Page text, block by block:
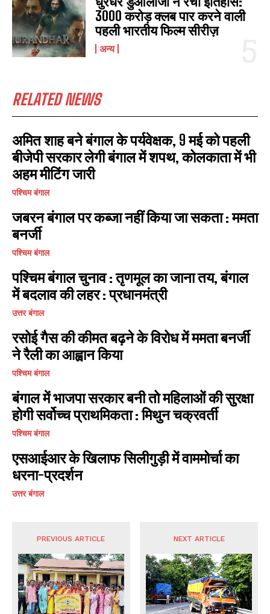
I WANT IN
3000 करोड़ क्लब पार करने वाली
पहली भारतीय फिल्म सीरीज़
अन्य
RELATED NEWS
अमित शाह बने बंगाल के पर्यवेक्षक, 9 मई को पहली
बीजेपी सरकार लेगी बंगाल में शपथ, कोलकाता में भी
अहम मीटिंग जारी
पश्चिम बंगाल
जबरन बंगाल पर कब्जा नहीं किया जा सकता : ममता
बनर्जी
पश्चिम बंगाल
पश्चिम बंगाल चुनाव : तृणमूल का जाना तय, बंगाल
में बदलाव की लहर : प्रधानमंत्री
उत्तर बंगाल
रसोई गैस की कीमत बढ़ने के विरोध में ममता बनर्जी
ने रैली का आह्वान किया
पश्चिम बंगाल
बंगाल में भाजपा सरकार बनी तो महिलाओं की सुरक्षा
होगी सर्वोच्च प्राथमिकता : मिथुन चक्रवर्ती
पश्चिम बंगाल
एसआईआर के खिलाफ सिलीगुड़ी में वाममोर्चा का
धरना-प्रदर्शन
उत्तर बंगाल
PREVIOUS ARTICLE NEXT ARTICLE